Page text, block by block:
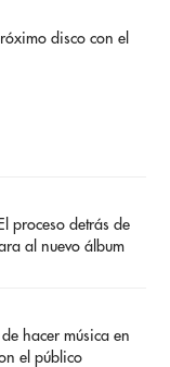
disco con el
proceso detrás de
al nuevo álbum
hacer música en
el público